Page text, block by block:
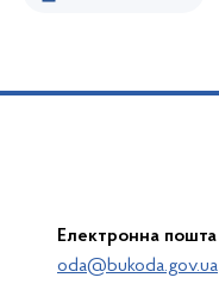
Електронна пошта
oda@bukoda.gov.ua